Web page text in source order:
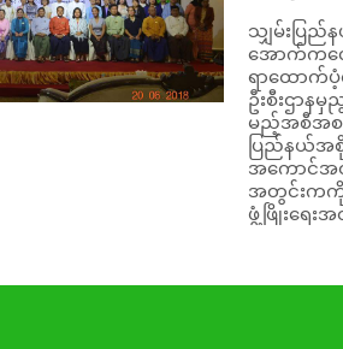
သျှမ်းပြ
အောက်ကလေ
ရာထောက်ပံ့
ဦးစီးဌာနမှညွ
မည့်အစီအစဉ်
ပြည်နယ်အ
အကောင်အထည်
အတွင်းကကို
ဖွံ့ဖြိုးရေ